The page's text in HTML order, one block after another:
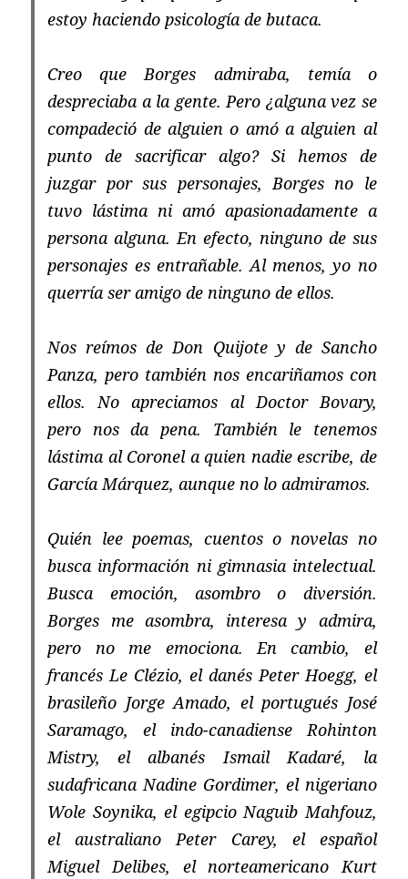
estoy haciendo psicología de butaca.
Creo que Borges admiraba, temía o
despreciaba a la gente. Pero ¿alguna vez se
compadeció de alguien o amó a alguien al
punto de sacrificar algo? Si hemos de
juzgar por sus personajes, Borges no le
tuvo lástima ni amó apasionadamente a
persona alguna. En efecto, ninguno de sus
personajes es entrañable. Al menos, yo no
querría ser amigo de ninguno de ellos.
Nos reímos de Don Quijote y de Sancho
Panza, pero también nos encariñamos con
ellos. No apreciamos al Doctor Bovary,
pero nos da pena. También le tenemos
lástima al Coronel a quien nadie escribe, de
García Márquez, aunque no lo admiramos.
Quién lee poemas, cuentos o novelas no
busca información ni gimnasia intelectual.
Busca emoción, asombro o diversión.
Borges me asombra, interesa y admira,
pero no me emociona. En cambio, el
francés Le Clézio, el danés Peter Hoegg, el
brasileño Jorge Amado, el portugués José
Saramago, el indo-canadiense Rohinton
Mistry, el albanés Ismail Kadaré, la
sudafricana Nadine Gordimer, el nigeriano
Wole Soynika, el egipcio Naguib Mahfouz,
el australiano Peter Carey, el español
Miguel Delibes, el norteamericano Kurt